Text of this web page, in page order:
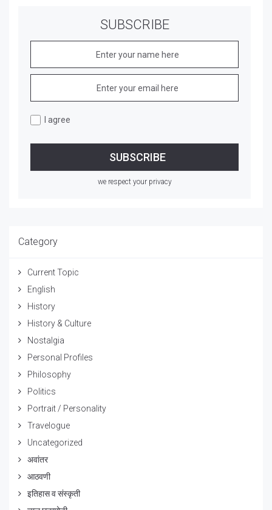
SUBSCRIBE
I agree
we respect your privacy
Category
Current Topic
English
History
History & Culture
Nostalgia
Personal Profiles
Philosophy
Politics
Portrait / Personality
Travelogue
Uncategorized
अवांतर
आठवणी
इतिहास व संस्कृती